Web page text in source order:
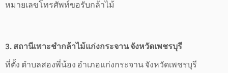
หมายเลขโทรศัพท์ขอรับกล้าไม้
3. สถานีเพาะชำกล้าไม้แก่งกระจาน จังหวัดเพชรบุรี
ที่ตั้ง ตำบลสองพี่น้อง อำเภอแก่งกระจาน จังหวัดเพชรบุรี